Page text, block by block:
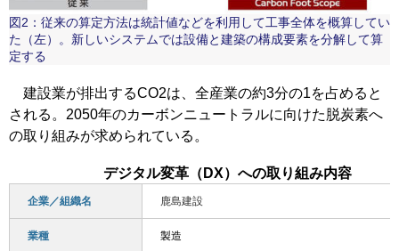
図2：従来の算定方法は統計値などを利用して工事全体を概算してい
た（左）。新しいシステムでは設備と建築の構成要素を分解して算
定する
建設業が排出するCO2は、全産業の約3分の1を占めると
される。2050年のカーボンニュートラルに向けた脱炭素へ
の取り組みが求められている。
デジタル変革（DX）への取り組み内容
企業／組織名 鹿島建設
業種 製造